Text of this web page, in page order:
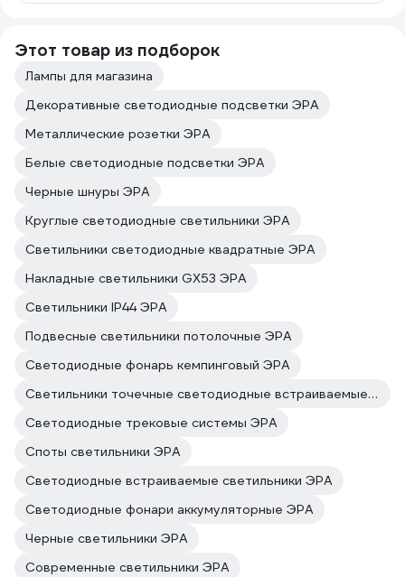
Этот товар из подборок
Лампы для магазина
Декоративные светодиодные подсветки ЭРА
Металлические розетки ЭРА
Белые светодиодные подсветки ЭРА
Черные шнуры ЭРА
Круглые светодиодные светильники ЭРА
Светильники светодиодные квадратные ЭРА
Накладные светильники GX53 ЭРА
Светильники IP44 ЭРА
Подвесные светильники потолочные ЭРА
Светодиодные фонарь кемпинговый ЭРА
Светильники точечные светодиодные встраиваемые ЭРА
Светодиодные трековые системы ЭРА
Споты светильники ЭРА
Светодиодные встраиваемые светильники ЭРА
Светодиодные фонари аккумуляторные ЭРА
Черные светильники ЭРА
Современные светильники ЭРА